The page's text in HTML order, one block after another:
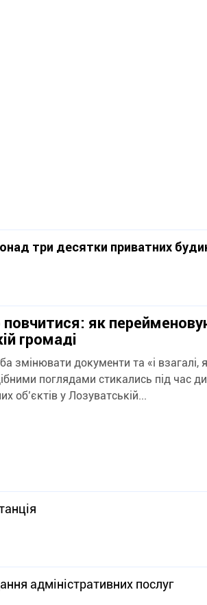
три десятки приватних
повчитися: як
громаді
змінювати документи та «і взагалі,
поглядами стикались під час
об’єктів у Лозуватській...
адміністративних послуг